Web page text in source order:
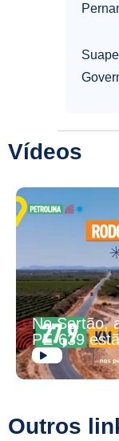
Vídeos
No Sertão,
PE-639
Outros